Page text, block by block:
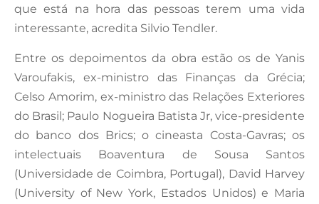
que está na hora das pessoas terem uma vida
interessante, acredita Silvio Tendler.
Entre os depoimentos da obra estão os de Yanis
Varoufakis, ex-ministro das Finanças da Grécia;
Celso Amorim, ex-ministro das Relações Exteriores
do Brasil; Paulo Nogueira Batista Jr, vice-presidente
do banco dos Brics; o cineasta Costa-Gavras; os
intelectuais Boaventura de Sousa Santos
(Universidade de Coimbra, Portugal), David Harvey
(University of New York, Estados Unidos) e Maria